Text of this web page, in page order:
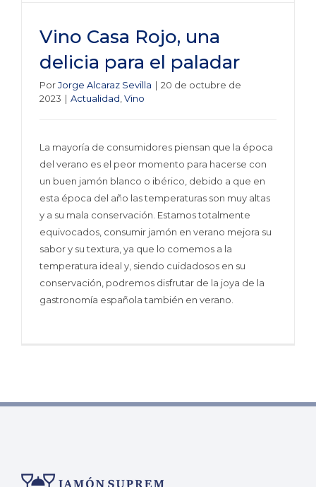
Vino Casa Rojo, una
delicia para el paladar
PorJorge Alcaraz Sevilla | 20 de octubre de
2023 | Actualidad,Vino
La mayoría de consumidores piensan que la época
del verano es el peor momento para hacerse con
un buen jamón blanco o ibérico, debido a que en
esta época del año las temperaturas son muy altas
y a su mala conservación. Estamos totalmente
equivocados, consumir jamón en verano mejora su
sabor y su textura, ya que lo comemos a la
temperatura ideal y, siendo cuidadosos en su
conservación, podremos disfrutar de la joya de la
gastronomía española también en verano.